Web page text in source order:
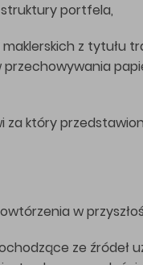
struktury portfela,
z tytułu
za który
w
ze źródeł